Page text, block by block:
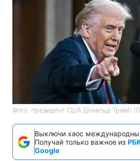
Фото: президент США Дональд Трамп
Выключи хаос
Получай только важное из
Google